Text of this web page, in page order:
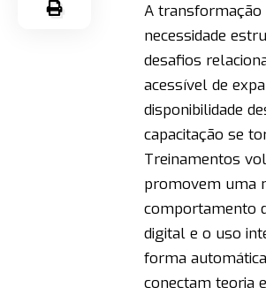
A transformação
necessidade
desafios
acessível de
disponibilidade
capacitação se
Treinamentos
promovem uma
comportamento
digital e o uso
forma
conectam teoria